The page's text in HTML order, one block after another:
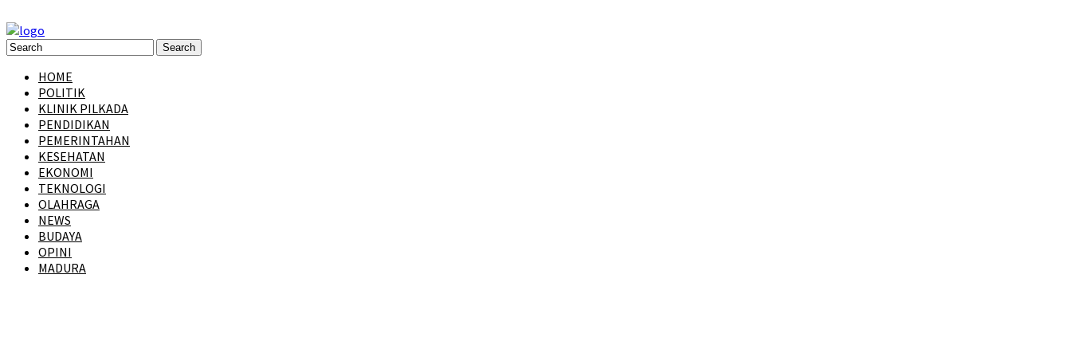
HOME
POLITIK
KLINIK PILKADA
PENDIDIKAN
PEMERINTAHAN
KESEHATAN
EKONOMI
TEKNOLOGI
OLAHRAGA
NEWS
BUDAYA
OPINI
MADURA